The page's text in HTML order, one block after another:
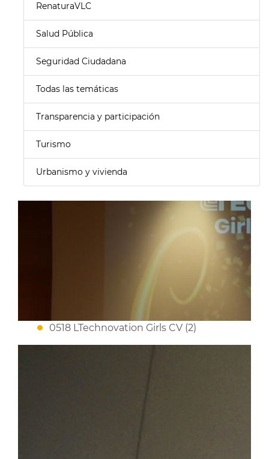
RenaturaVLC
Salud Pública
Seguridad Ciudadana
Todas las temáticas
Transparencia y participación
Turismo
Urbanismo y vivienda
0518 LTechnovation Girls CV (2)